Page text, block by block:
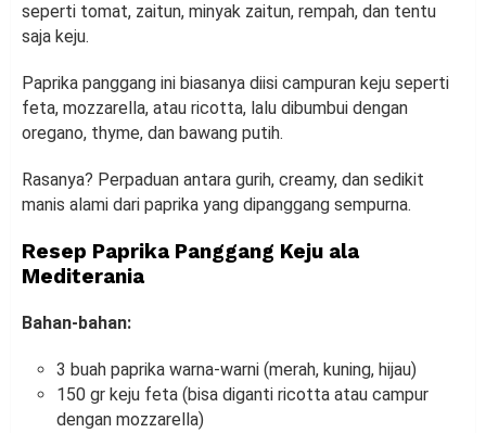
seperti tomat, zaitun, minyak zaitun, rempah, dan tentu
saja keju.
Paprika panggang ini biasanya diisi campuran keju seperti
feta, mozzarella, atau ricotta, lalu dibumbui dengan
oregano, thyme, dan bawang putih.
Rasanya? Perpaduan antara gurih, creamy, dan sedikit
manis alami dari paprika yang dipanggang sempurna.
Resep Paprika Panggang Keju ala
Mediterania
Bahan-bahan:
3 buah paprika warna-warni (merah, kuning, hijau)
150 gr keju feta (bisa diganti ricotta atau campur
dengan mozzarella)